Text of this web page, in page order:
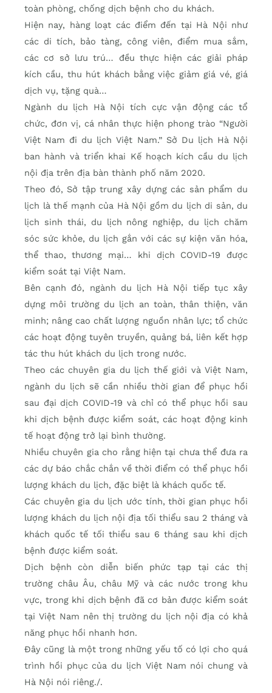
toàn phòng, chống dịch bệnh cho du khách.
Hiện nay, hàng loạt các điểm đến tại Hà Nội như
các di tích, bảo tàng, công viên, điểm mua sắm,
các cơ sở lưu trú… đều thực hiện các giải pháp
kích cầu, thu hút khách bằng việc giảm giá vé, giá
dịch vụ, tặng quà…
Ngành du lịch Hà Nội tích cực vận động các tổ
chức, đơn vị, cá nhân thực hiện phong trào “Người
Việt Nam đi du lịch Việt Nam.” Sở Du lịch Hà Nội
ban hành và triển khai Kế hoạch kích cầu du lịch
nội địa trên địa bàn thành phố năm 2020.
Theo đó, Sở tập trung xây dựng các sản phẩm du
lịch là thế mạnh của Hà Nội gồm du lịch di sản, du
lịch sinh thái, du lịch nông nghiệp, du lịch chăm
sóc sức khỏe, du lịch gắn với các sự kiện văn hóa,
thể thao, thương mại… khi dịch COVID-19 được
kiểm soát tại Việt Nam.
Bên cạnh đó, ngành du lịch Hà Nội tiếp tục xây
dựng môi trường du lịch an toàn, thân thiện, văn
minh; nâng cao chất lượng nguồn nhân lực; tổ chức
các hoạt động tuyên truyền, quảng bá, liên kết hợp
tác thu hút khách du lịch trong nước.
Theo các chuyên gia du lịch thế giới và Việt Nam,
ngành du lịch sẽ cần nhiều thời gian để phục hồi
sau đại dịch COVID-19 và chỉ có thể phục hồi sau
khi dịch bệnh được kiểm soát, các hoạt động kinh
tế hoạt động trở lại bình thường.
Nhiều chuyên gia cho rằng hiện tại chưa thể đưa ra
các dự báo chắc chắn về thời điểm có thể phục hồi
lượng khách du lịch, đặc biệt là khách quốc tế.
Các chuyên gia du lịch ước tính, thời gian phục hồi
lượng khách du lịch nội địa tối thiểu sau 2 tháng và
khách quốc tế tối thiểu sau 6 tháng sau khi dịch
bệnh được kiểm soát.
Dịch bệnh còn diễn biến phức tạp tại các thị
trường châu Âu, châu Mỹ và các nước trong khu
vực, trong khi dịch bệnh đã cơ bản được kiểm soát
tại Việt Nam nên thị trường du lịch nội địa có khả
năng phục hồi nhanh hơn.
Đây cũng là một trong những yếu tố có lợi cho quá
trình hồi phục của du lịch Việt Nam nói chung và
Hà Nội nói riêng./.